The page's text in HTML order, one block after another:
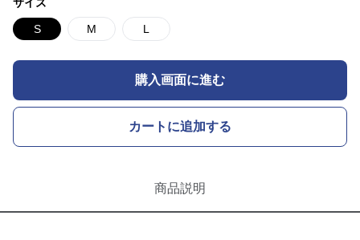
S M L
購入画面に進む
カートに追加する
商品説明